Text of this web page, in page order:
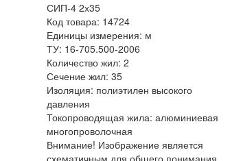
СИП-4 2х35
Код товара: 14724
Единицы измерения: м
ТУ: 16-705.500-2006
Количество жил: 2
Сечение жил: 35
Изоляция: полиэтилен высокого
давления
Токопроводящая жила: алюминиевая
многопроволочная
Внимание! Изображение является
схематичным для общего понимания